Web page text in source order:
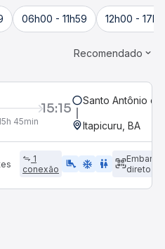
06h00 - 11h59 12h00 -
Recomendado
15:15
45min
Santo Antônio de
Itapicuru, BA
1
conexão
airline_seat_legroom_extra ac_unit WC
direto